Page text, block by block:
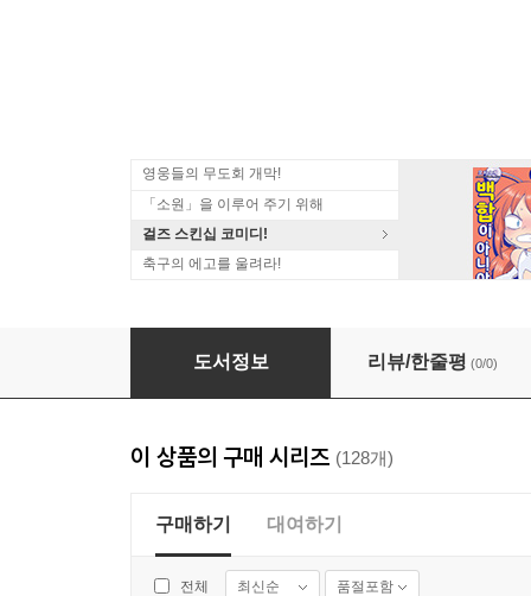
영웅들의 무도회 개막!
「소원」을 이루어 주기 위해
걸즈 스킨십 코미디!
축구의 에고를 울려라!
워스트 외전 도쿠로 122화
도서정보 리뷰/한줄평 (0/0)
이 상품의 구매 시리즈 (128개)
구매하기 대여하기
전체 최신순 품절포함